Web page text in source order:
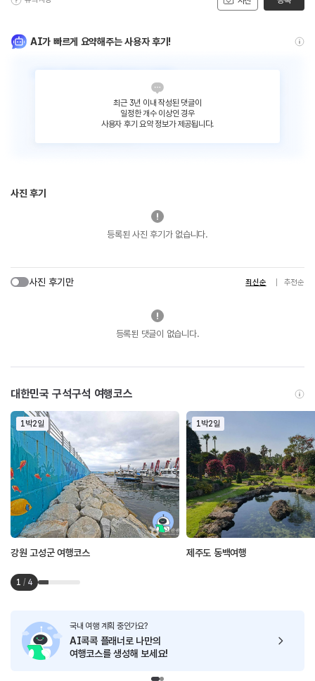
AI가 빠르게 요약해주는 사용자 후기!
최근 3년 이내 작성된 댓글이
일정한 개수 이상인 경우
사용자 후기 요약 정보가 제공됩니다.
사진 후기
등록된 사진 후기가 없습니다.
사진 후기만 최신순 추천순
등록된 댓글이 없습니다.
대한민국 구석구석 여행코스
1박2일
강원 고성군 여행코스
1박2일
제주도 동백여행
1 / 4
국내 여행 계획 중인가요?
AI콕콕 플래너로 나만의
여행코스를 생성해 보세요!